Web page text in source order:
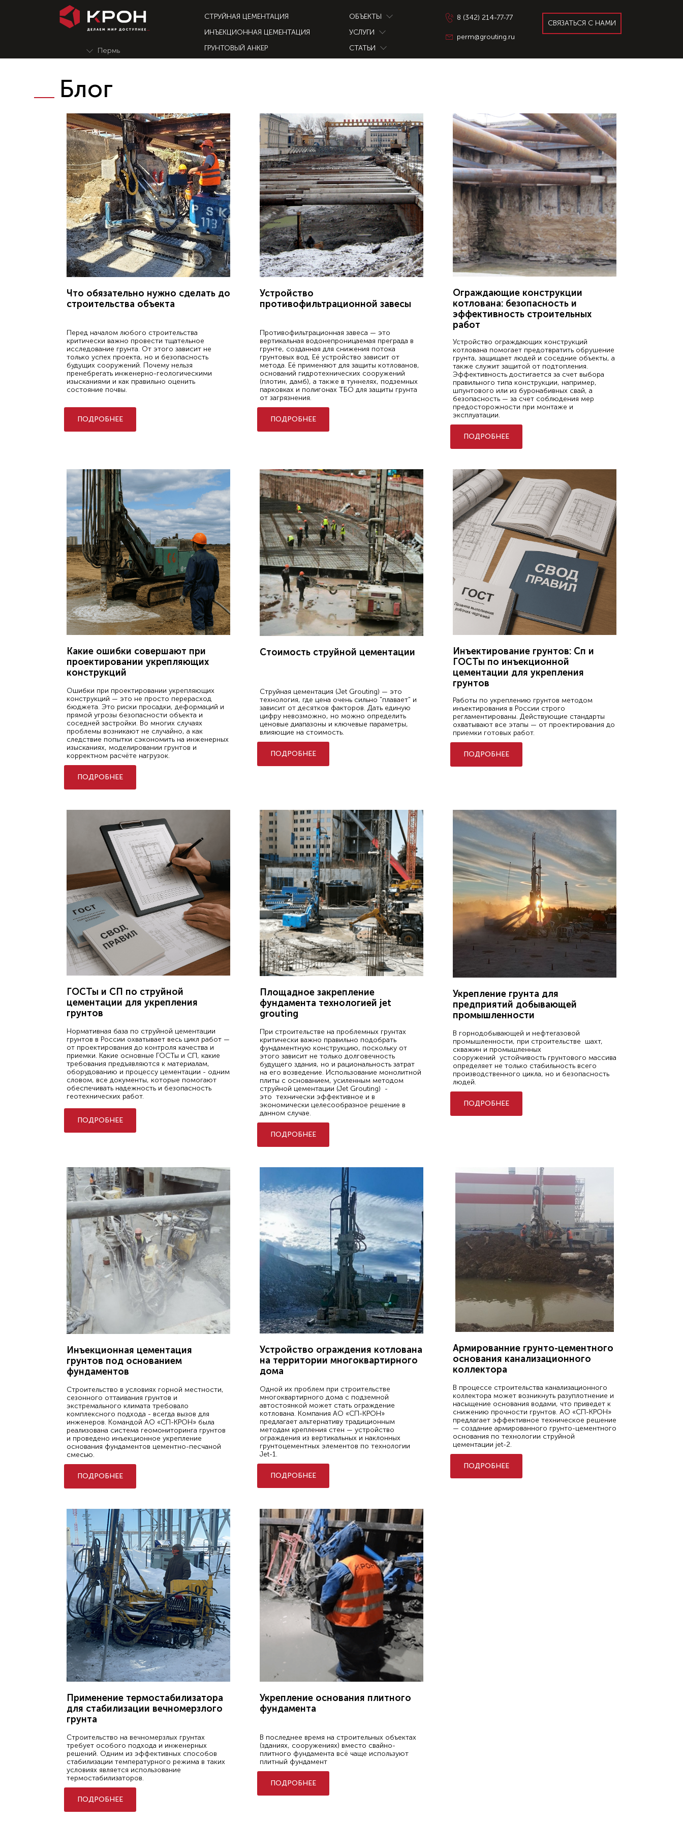
СТРУЙНАЯ ЦЕМЕНТАЦИЯ
ИНЪЕКЦИОННАЯ ЦЕМЕНТАЦИЯ
ГРУНТОВЫЙ АНКЕР
ОБЪЕКТЫ
УСЛУГИ
СТАТЬИ
8 (342) 214-77-77
perm@grouting.ru
СВЯЗАТЬСЯ С НАМИ
Блог
Что обязательно нужно сделать до
строительства объекта
Перед началом любого строительства
критически важно провести тщательное
исследование грунта. От этого зависит не
только успех проекта, но и безопасность
будущих сооружений. Почему нельзя
пренебрегать инженерно-геологическими
изысканиями и как правильно оценить
состояние почвы.
ПОДРОБНЕЕ
Устройство
противофильтрационной завесы
Противофильтрационная завеса — это
вертикальная водонепроницаемая преграда в
грунте, созданная для снижения потока
грунтовых вод. Её устройство зависит от
метода. Её применяют для защиты котлованов,
оснований гидротехнических сооружений
(плотин, дамб), а также в туннелях, подземных
парковках и полигонах ТБО для защиты грунта
от загрязнения.
ПОДРОБНЕЕ
Ограждающие конструкции
котлована: безопасность и
эффективность строительных
работ
Устройство ограждающих конструкций
котлована помогает предотвратить обрушение
грунта, защищает людей и соседние объекты, а
также служит защитой от подтопления.
Эффективность достигается за счет выбора
правильного типа конструкции, например,
шпунтового или из буронабивных свай, а
безопасность — за счет соблюдения мер
предосторожности при монтаже и
эксплуатации.
ПОДРОБНЕЕ
Какие ошибки совершают при
проектировании укрепляющих
конструкций
Ошибки при проектировании укрепляющих
конструкций — это не просто перерасход
бюджета. Это риски просадки, деформаций и
прямой угрозы безопасности объекта и
соседней застройки. Во многих случаях
проблемы возникают не случайно, а как
следствие попытки сэкономить на инженерных
изысканиях, моделировании грунтов и
корректном расчёте нагрузок.
ПОДРОБНЕЕ
Стоимость струйной цементации
Струйная цементация (Jet Grouting) — это
технология, где цена очень сильно "плавает" и
зависит от десятков факторов. Дать единую
цифру невозможно, но можно определить
ценовые диапазоны и ключевые параметры,
влияющие на стоимость.
ПОДРОБНЕЕ
Инъектирование грунтов: Сп и
ГОСТы по инъекционной
цементации для укрепления
грунтов
Работы по укреплению грунтов методом
инъектирования в России строго
регламентированы. Действующие стандарты
охватывают все этапы — от проектирования до
приемки готовых работ.
ПОДРОБНЕЕ
ГОСТы и СП по струйной
цементации для укрепления
грунтов
Нормативная база по струйной цементации
грунтов в России охватывает весь цикл работ —
от проектирования до контроля качества и
приемки. Какие основные ГОСТы и СП, какие
требования предъявляются к материалам,
оборудованию и процессу цементации - одним
словом, все документы, которые помогают
обеспечивать надежность и безопасность
геотехнических работ.
ПОДРОБНЕЕ
Площадное закрепление
фундамента технологией jet
grouting
При строительстве на проблемных грунтах
критически важно правильно подобрать
фундаментную конструкцию, поскольку от
этого зависит не только долговечность
будущего здания, но и рациональность затрат
на его возведение. Использование монолитной
плиты с основанием, усиленным методом
струйной цементации (Jet Grouting) -
это технически эффективное и в
экономически целесообразное решение в
данном случае.
ПОДРОБНЕЕ
Укрепление грунта для
предприятий добывающей
промышленности
В горнодобывающей и нефтегазовой
промышленности, при строительстве шахт,
скважин и промышленных
сооружений устойчивость грунтового массива
определяет не только стабильность всего
производственного цикла, но и безопасность
людей.
ПОДРОБНЕЕ
Инъекционная цементация
грунтов под основанием
фундаментов
Строительство в условиях горной местности,
сезонного оттаивания грунтов и
экстремального климата требовало
комплексного подхода - всегда вызов для
инженеров. Командой АО «СП-КРОН» была
реализована система геомониторинга грунтов
и проведено инъекционное укрепление
основания фундаментов цементно-песчаной
смесью.
ПОДРОБНЕЕ
Устройство ограждения котлована
на территории многоквартирного
дома
Одной их проблем при строительстве
многоквартирного дома с подземной
автостоянкой может стать ограждение
котлована. Компания АО «СП-КРОН»
предлагает альтернативу традиционным
методам крепления стен — устройство
ограждения из вертикальных и наклонных
грунтоцементных элементов по технологии
Jet-1.
ПОДРОБНЕЕ
Армированние грунто-цементного
основания канализационного
коллектора
В процессе строительства канализационного
коллектора может возникнуть разуплотнение и
насыщение основания водами, что приведет к
снижению прочности грунтов. АО «СП-КРОН»
предлагает эффективное техническое решение
— создание армированного грунто-цементного
основания по технологии струйной
цементации jet-2.
ПОДРОБНЕЕ
Применение термостабилизатора
для стабилизации вечномерзлого
грунта
Строительство на вечномерзлых грунтах
требует особого подхода и инженерных
решений. Одним из эффективных способов
стабилизации температурного режима в таких
условиях является использование
термостабилизаторов.
ПОДРОБНЕЕ
Укрепление основания плитного
фундамента
В последнее время на строительных объектах
(зданиях, сооружениях) вместо свайно-
плитного фундамента всё чаще используют
плитный фундамент
ПОДРОБНЕЕ
Чтобы получить больше информации
по укреплению грунта -
подписывайтесь
на наш канал
Подписаться